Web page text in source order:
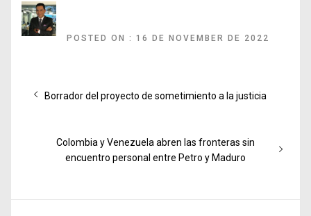
POSTED ON : 16 DE NOVEMBER DE 2022
PostPrevious
Borrador del proyecto de sometimiento a la justicia
Next
post:
Colombia y Venezuela abren las fronteras sin
encuentro personal entre Petro y Maduro